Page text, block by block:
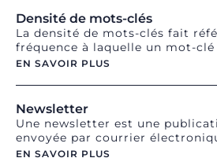
Densité de mots-clés
La densité de mots-clés fait
fréquence à laquelle un mot-clé
de recherche spécifique
mots. Elle est généralement
pourcentage. La densité de
historiquement considérée
important pour le
importance a diminué avec
EN SAVOIR PLUS
Newsletter
Une newsletter est une
envoyée par courrier
d'abonnés intéressés. Elle est
EN SAVOIR PLUS